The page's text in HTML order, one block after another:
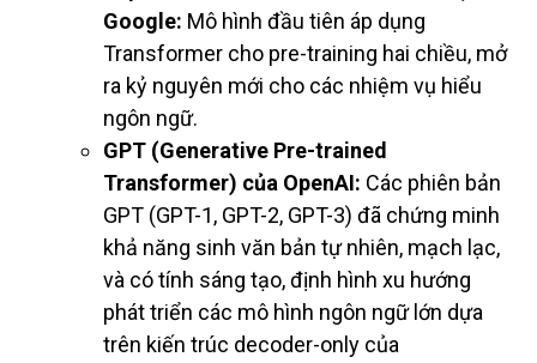
Google: Mô hình đầu tiên áp dụng
Transformer cho pre-training hai chiều, mở
ra kỷ nguyên mới cho các nhiệm vụ hiểu
ngôn ngữ.
GPT (Generative Pre-trained
Transformer) của OpenAI: Các phiên bản
GPT (GPT-1, GPT-2, GPT-3) đã chứng minh
khả năng sinh văn bản tự nhiên, mạch lạc,
và có tính sáng tạo, định hình xu hướng
phát triển các mô hình ngôn ngữ lớn dựa
trên kiến trúc decoder-only của